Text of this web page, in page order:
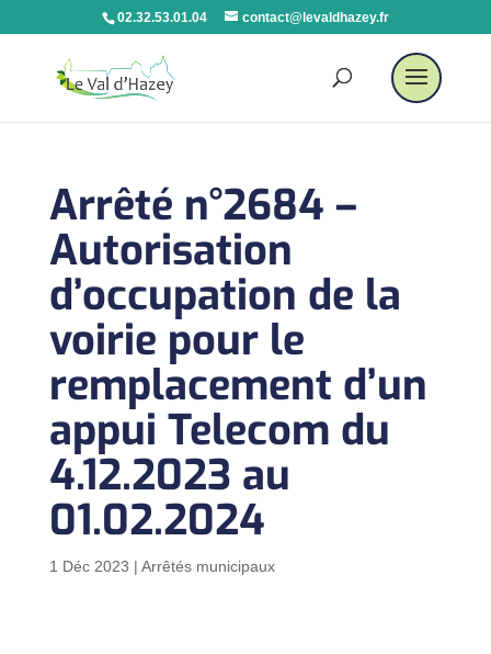
02.32.53.01.04 contact@levaldhazey.fr
Arrêté n°2684 –
Autorisation
d’occupation de la
voirie pour le
remplacement d’un
appui Telecom du
4.12.2023 au
01.02.2024
1 Déc 2023 | Arrêtés municipaux